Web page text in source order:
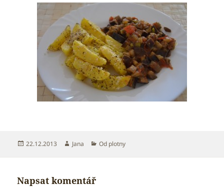
Publikováno:
22.12.2013 Autor:
Jana Rubriky:
Od plotny
Napsat komentář